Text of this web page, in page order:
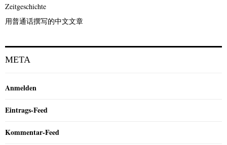
Zeitgeschichte
用普通话撰写的中文文章
META
Anmelden
Eintrags-Feed
Kommentar-Feed